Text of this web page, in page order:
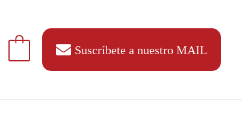
Suscríbete a nuestro MAIL